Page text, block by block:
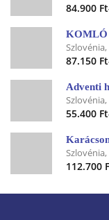
84.900
KOMLÓ
87.150
Adventi
55.400
112.700